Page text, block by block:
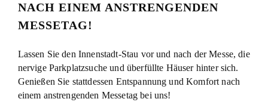
NACH EINEM ANSTRENGENDEN
MESSETAG!
Lassen Sie den Innenstadt-Stau vor und nach der Messe, die
nervige Parkplatzsuche und überfüllte Häuser hinter sich.
Genießen Sie stattdessen Entspannung und Komfort nach
einem anstrengenden Messetag bei uns!